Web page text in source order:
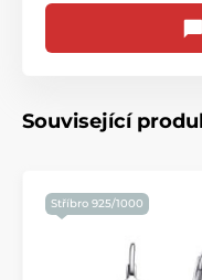
Související
Stříbro 925/1000